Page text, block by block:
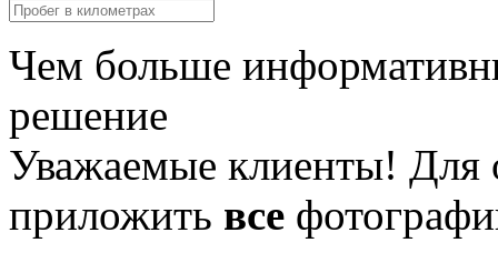
Чем больше
решение
Уважаемые клиенты! Для
приложить все